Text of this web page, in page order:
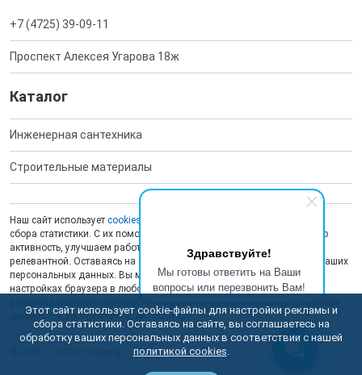
Здравствуйте!
Мы готовы ответить на Ваши
вопросы или перезвонить Вам!
+7 (4725) 39-09-11
Проспект Алексея Угарова 18ж
Каталог
Инженерная сантехника
Строительные материалы
Наш сайт использует cookies
сбора статистики. С их помощью мы анализируем пользовательскую
активность, улучшаем работу сайта и делаем рекламу более
релевантной. Оставаясь на сайте, вы даете согласие на обработку ваших
персональных данных. Вы можете отключить сохранение cookies в
настройках браузера в любой момент. На сайте также применяются
данных — в соответствующейПолитике.
Этот сайт использует cookie-файлы для настройки рекламы и
сбора статистики. Оставаясь на сайте, вы соглашаетесь на
обработку ваших персональных данных в соответствии с нашей
политикой cookies.